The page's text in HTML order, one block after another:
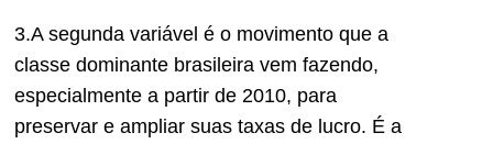
3.A segunda variável é o movimento que a
classe dominante brasileira vem fazendo,
especialmente a partir de 2010, para
preservar e ampliar suas taxas de lucro. É a